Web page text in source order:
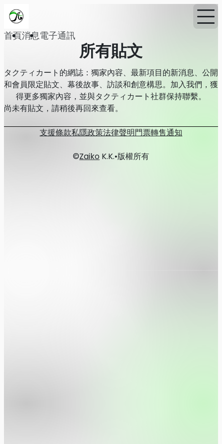
首頁消息電子通訊
所有貼文
タクティカート的網誌：獨家內容、最新項目的新消息、公開
和會員限定貼文、幕後故事、訪談和創意構思。加入我們，獲
得更多獨家內容，並與タクティカート社群保持聯繫。
尚未有貼文，請稍後再回來查看。
支援條款私隱政策法律聲明門票轉售通知
©Zaiko K.K.•版權所有